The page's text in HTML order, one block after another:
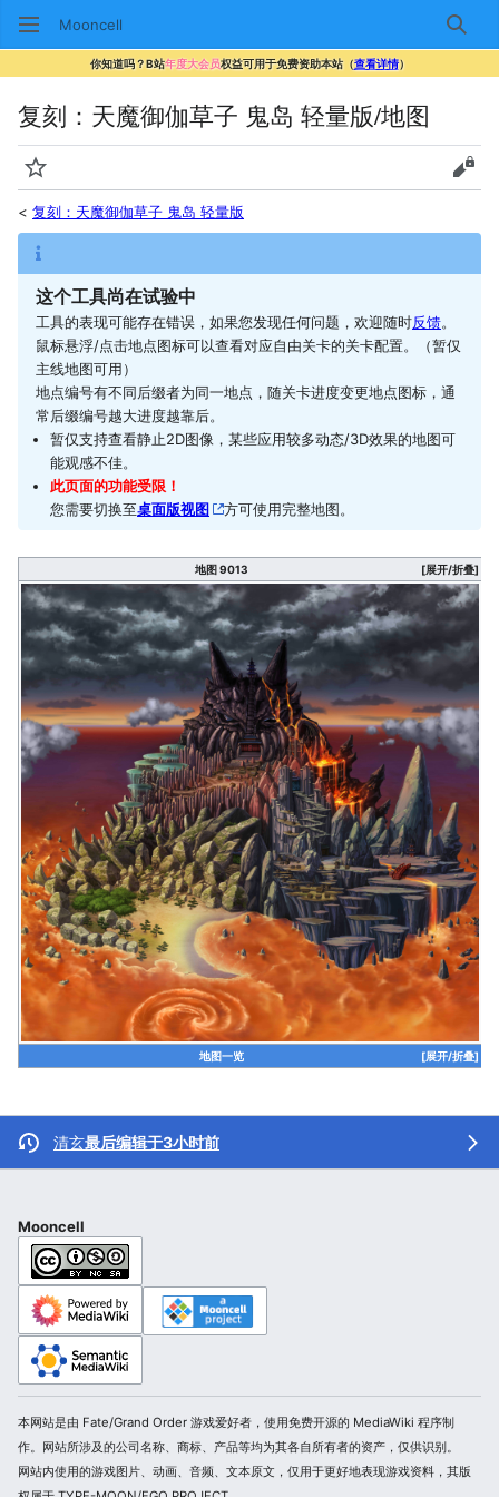
Mooncell 搜索
你知道吗？B站年度大会员权益可用于免费资助本站（查看详情）
复刻：天魔御伽草子 鬼岛 轻量版/地图
监视
查看
< 复刻：天魔御伽草子 鬼岛 轻量版
这个工具尚在试验中
工具的表现可能存在错误，如果您发现任何问题，欢迎随时反馈。
鼠标悬浮/点击地点图标可以查看对应自由关卡的关卡配置。（暂仅
主线地图可用）
地点编号有不同后缀者为同一地点，随关卡进度变更地点图标，通
常后缀编号越大进度越靠后。
暂仅支持查看静止2D图像，某些应用较多动态/3D效果的地图可
能观感不佳。
此页面的功能受限！
您需要切换至桌面版视图 方可使用完整地图。
地图 9013 [展开/折叠]
地图一览 [展开/折叠]
清玄最后编辑于3小时前
Mooncell
本网站是由 Fate/Grand Order 游戏爱好者，使用免费开源的 MediaWiki 程序制
作。网站所涉及的公司名称、商标、产品等均为其各自所有者的资产，仅供识别。
网站内使用的游戏图片、动画、音频、文本原文，仅用于更好地表现游戏资料，其版